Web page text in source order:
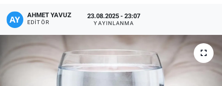
AHMET YAVUZ
EDITÖR
23.08.2025 - 23:07
YAYINLANMA